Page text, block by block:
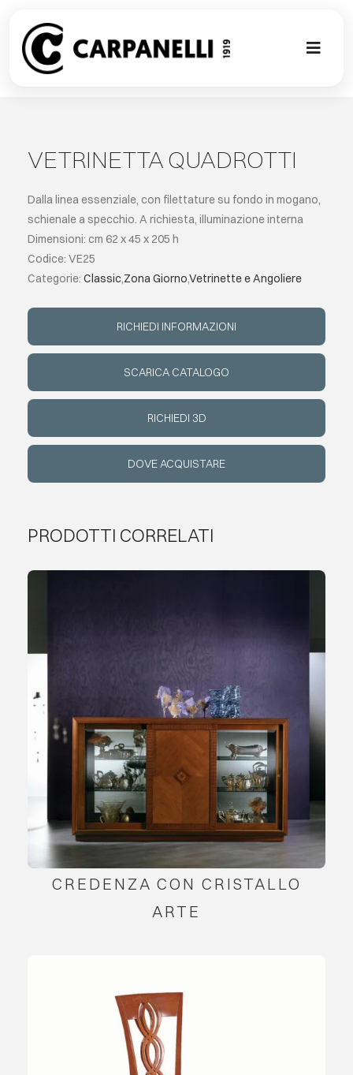
content
Toggle
CLASSIC
ABOUT
EVENTI
CONTATTI
LINGUA
VETRINETTA QUADROTTI
Dalla linea essenziale, con filettature su fondo in mogano,
schienale a specchio. A richiesta, illuminazione interna
Dimensioni: cm 62 x 45 x 205 h
Codice: VE25
Categorie: Classic,Zona Giorno,Vetrinette e Angoliere
RICHIEDI INFORMAZIONI
SCARICA CATALOGO
RICHIEDI 3D
DOVE ACQUISTARE
PRODOTTI CORRELATI
CREDENZA CON CRISTALLO
ARTE